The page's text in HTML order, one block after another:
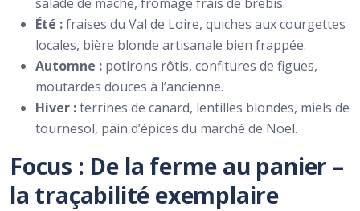
Été :fraises du Val de Loire, quiches aux courgettes
locales, bière blonde artisanale bien frappée.
Automne : potirons rôtis, confitures de figues,
moutardes douces à l’ancienne.
Hiver :terrines de canard, lentilles blondes, miels de
tournesol, pain d’épices du marché de Noël.
Focus : De la ferme au panier –
la traçabilité exemplaire